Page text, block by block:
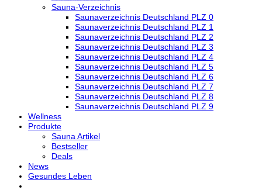
Sauna-Verzeichnis
Saunaverzeichnis Deutschland PLZ 0
Saunaverzeichnis Deutschland PLZ 1
Saunaverzeichnis Deutschland PLZ 2
Saunaverzeichnis Deutschland PLZ 3
Saunaverzeichnis Deutschland PLZ 4
Saunaverzeichnis Deutschland PLZ 5
Saunaverzeichnis Deutschland PLZ 6
Saunaverzeichnis Deutschland PLZ 7
Saunaverzeichnis Deutschland PLZ 8
Saunaverzeichnis Deutschland PLZ 9
Wellness
Produkte
Sauna Artikel
Bestseller
Deals
News
Gesundes Leben